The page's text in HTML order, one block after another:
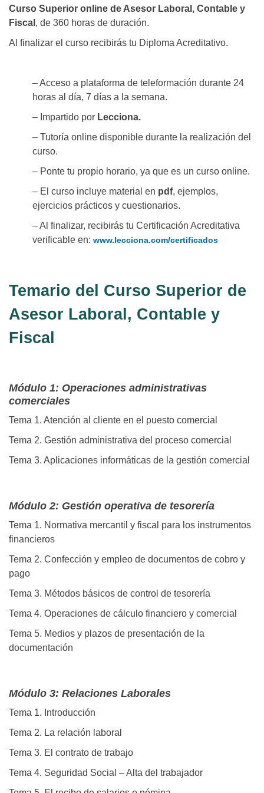
Curso Superior online de Asesor Laboral, Contable y
Fiscal , de 360 horas de duración.
Al finalizar el curso recibirás tu Diploma Acreditativo.
– Acceso a plataforma de teleformación durante 24
horas al día, 7 días a la semana.
– Impartido por Lecciona.
– Tutoría online disponible durante la realización del
curso.
– Ponte tu propio horario, ya que es un curso online.
– El curso incluye material en pdf, ejemplos,
ejercicios prácticos y cuestionarios.
– Al finalizar, recibirás tu Certificación Acreditativa
verificable en: www.lecciona.com/certificados
Temario del Curso Superior de
Asesor Laboral, Contable y
Fiscal
Módulo 1: Operaciones administrativas
comerciales
Tema 1. Atención al cliente en el puesto comercial
Tema 2. Gestión administrativa del proceso comercial
Tema 3. Aplicaciones informáticas de la gestión comercial
Módulo 2: Gestión operativa de tesorería
Tema 1. Normativa mercantil y fiscal para los instrumentos
financieros
Tema 2. Confección y empleo de documentos de cobro y
pago
Tema 3. Métodos básicos de control de tesorería
Tema 4. Operaciones de cálculo financiero y comercial
Tema 5. Medios y plazos de presentación de la
documentación
Módulo 3: Relaciones Laborales
Tema 1. Introducción
Tema 2. La relación laboral
Tema 3. El contrato de trabajo
Tema 4. Seguridad Social – Alta del trabajador